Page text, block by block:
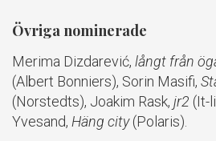
Övriga nominerade
Merima Dizdarević, långt från
(Albert Bonniers), Sorin Masifi,
(Norstedts), Joakim Rask, jr2 (It-
Yvesand, Häng city(Polaris).